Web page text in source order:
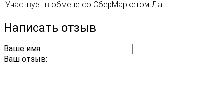
Участвует в обмене со СберМаркетом Да
Написать отзыв
Ваше имя:
Ваш отзыв: